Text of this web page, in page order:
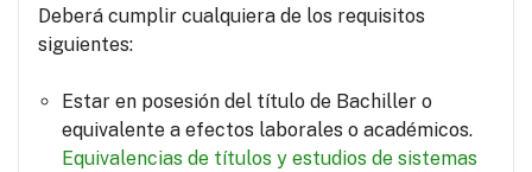
Deberá cumplir cualquiera de los requisitos
siguientes:
Estar en posesión del título de Bachiller o
equivalente a efectos laborales o académicos.
Equivalencias de títulos y estudios de sistemas